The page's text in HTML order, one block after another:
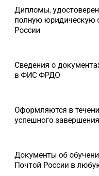
Дипломы,
полную юридическую
России
Сведения о
в ФИС ФРДО
Оформляются в
успешного
Документы об
Почтой России в